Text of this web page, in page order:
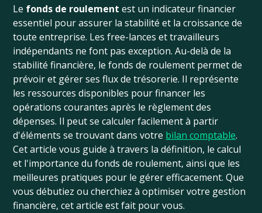
Le fonds de roulement est un indicateur financier
essentiel pour assurer la stabilité et la croissance de
toute entreprise. Les free-lances et travailleurs
indépendants ne font pas exception. Au-delà de la
stabilité financière, le fonds de roulement permet de
prévoir et gérer ses flux de trésorerie. Il représente
les ressources disponibles pour financer les
opérations courantes après le règlement des
dépenses. Il peut se calculer facilement à partir
d'éléments se trouvant dans votre bilan comptable.
Cet article vous guide à travers la définition, le calcul
et l'importance du fonds de roulement, ainsi que les
meilleures pratiques pour le gérer efficacement. Que
vous débutiez ou cherchiez à optimiser votre gestion
financière, cet article est fait pour vous.